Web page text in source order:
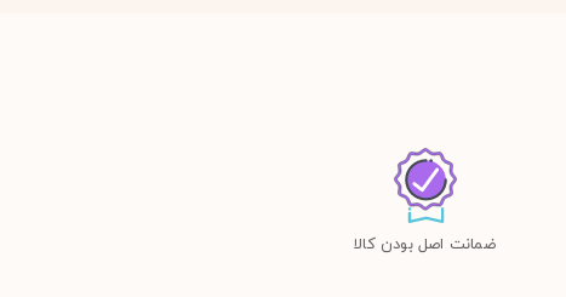
ضمانت اصل بودن کالا